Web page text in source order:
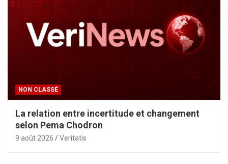
NON CLASSÉ
La relation entre incertitude et changement
selon Pema Chodron
9 août 2026 Veritatis